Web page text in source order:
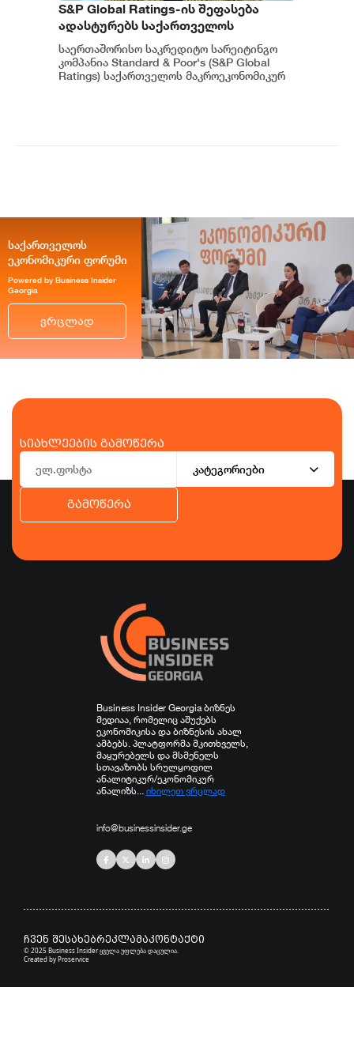
S&P Global Ratings-ის შეფასება
ადასტურებს საქართველოს
ეკონომიკის მდგრადობასა და
ეროვნული ბანკის პოლიტიკის
ეფექტიანობას - ეკატერინე მიქაბაძე
საერთაშორისო საკრედიტო სარეიტინგო
კომპანია Standard & Poor's (S&P Global
Ratings) საქართველოს მაკროეკონომიკურ
საქართველოს
ეკონომიკური ფორუმი
Powered by Business Insider
Georgia
ვრცლად
სიახლეების გამოწერა
კატეგორიები
გამოწერა
Business Insider Georgia ბიზნეს
მედიაა, რომელიც აშუქებს
ეკონომიკისა და ბიზნესის ახალ
ამბებს. პლატფორმა მკითხველს,
მაყურებელს და მსმენელს
სთავაზობს სრულყოფილ
ანალიტიკურ/ეკონომიკურ
ანალიზს... იხილეთ ვრცლად
info@businessinsider.ge
ჩვენ შესახებრეკლამაკონტაქტი
© 2025 Business Insider ყველა უფლება დაცულია.
Created byProservice